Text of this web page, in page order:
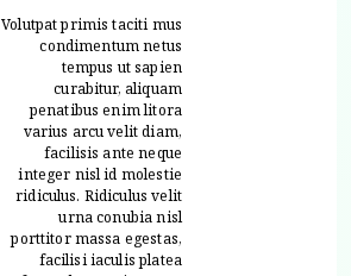
Volutpat primis taciti mus
condimentum netus
tempus ut sapien
curabitur, aliquam
penatibus enim litora
varius arcu velit diam,
facilisis ante neque
integer nisl id molestie
ridiculus. Ridiculus velit
urna conubia nisl
porttitor massa egestas,
facilisi iaculis platea